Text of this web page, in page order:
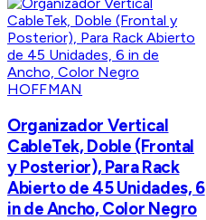
HOFFMAN
Organizador Vertical
CableTek, Doble (Frontal
y Posterior), Para Rack
Abierto de 45 Unidades, 6
in de Ancho, Color Negro